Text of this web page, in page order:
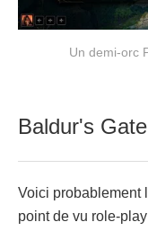
Un demi-orc
Baldur's
Voici probablement
point de vu role-